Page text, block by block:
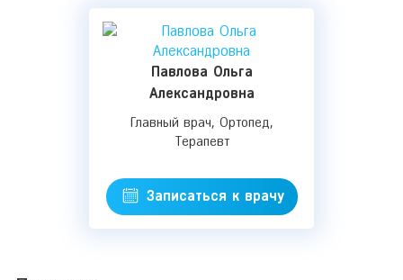
Павлова Ольга
Александровна
Главный врач, Ортопед,
Терапевт
Записаться к врачу